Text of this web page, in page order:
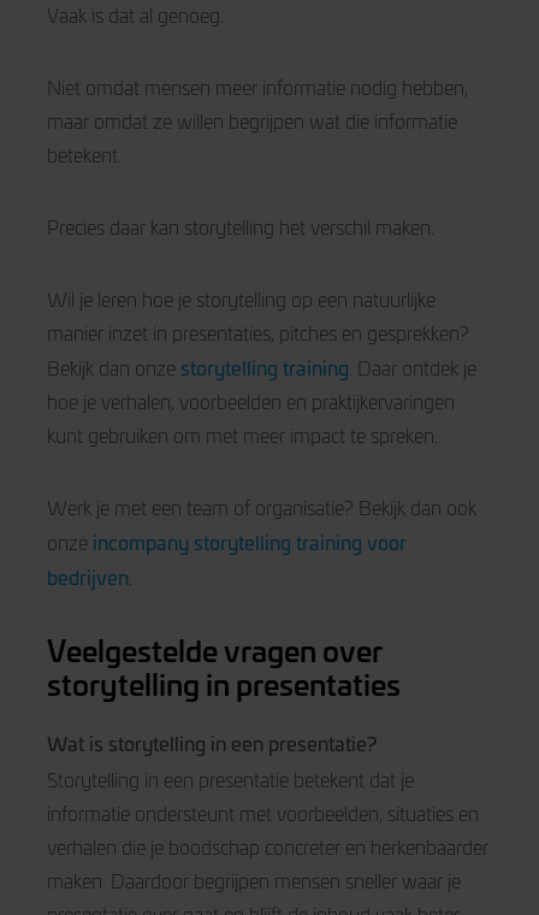
Vaak is dat al genoeg.
Niet omdat mensen meer informatie nodig hebben,
maar omdat ze willen begrijpen wat die informatie
betekent.
Precies daar kan storytelling het verschil maken.
Wil je leren hoe je storytelling op een natuurlijke
manier inzet in presentaties, pitches en gesprekken?
Bekijk dan onze storytelling training . Daar ontdek je
hoe je verhalen, voorbeelden en praktijkervaringen
kunt gebruiken om met meer impact te spreken.
Werk je met een team of organisatie? Bekijk dan ook
onze incompany storytelling training voor
bedrijven
Veelgestelde vragen over
storytelling in presentaties
Wat is storytelling in een presentatie?
Storytelling in een presentatie betekent dat je
informatie ondersteunt met voorbeelden, situaties en
verhalen die je boodschap concreter en herkenbaarder
maken. Daardoor begrijpen mensen sneller waar je